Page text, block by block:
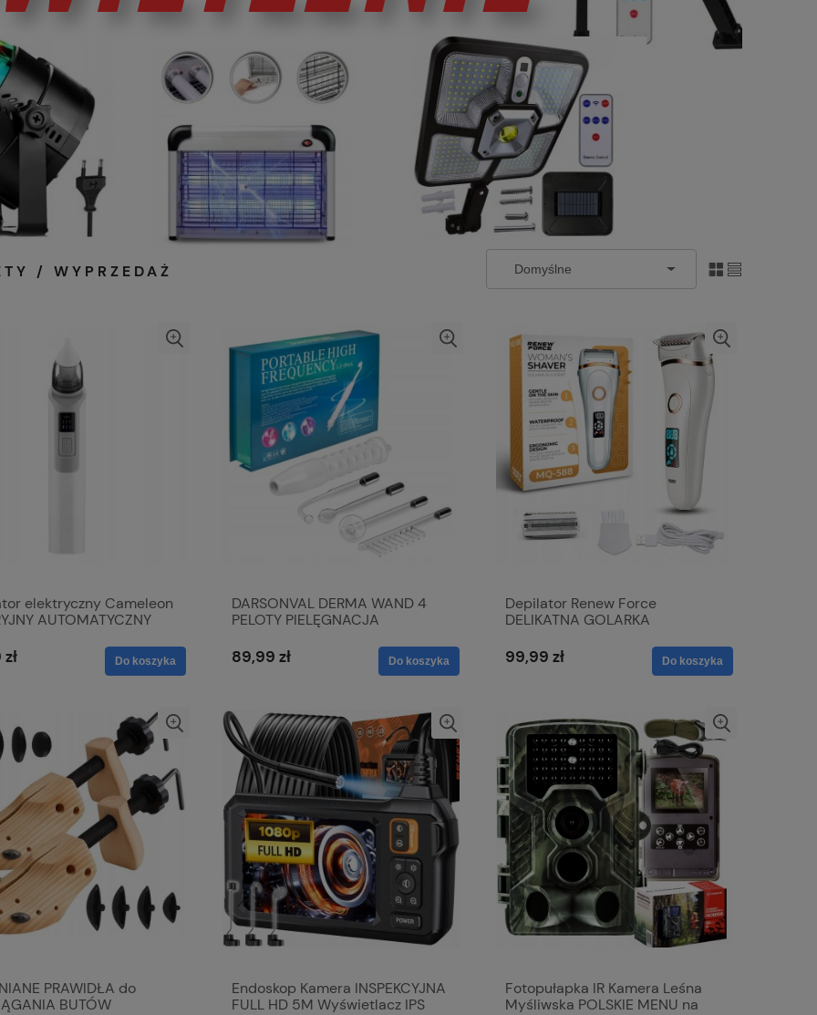
/ WYPRZEDAŻ
elektryczny Cameleon
AUTOMATYCZNY
Do koszyka
DARSONVAL DERMA WAND 4
PELOTY PIELĘGNACJA
WŁOSÓW CIAŁA
89,99 zł Do koszyka
Depilator Renew Force
DELIKATNA GOLARKA
WODOODPORNA
99,99 zł Do koszyka
PRAWIDŁA do
BUTÓW
Endoskop Kamera INSPEKCYJNA
FULL HD 5M Wyświetlacz IPS
Fotopułapka IR Kamera Leśna
Myśliwska POLSKIE MENU na